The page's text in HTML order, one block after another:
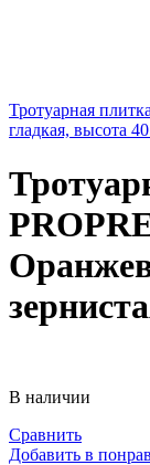
Тротуарная
гладкая, высота
В наличии
Сравнить
Добавить в